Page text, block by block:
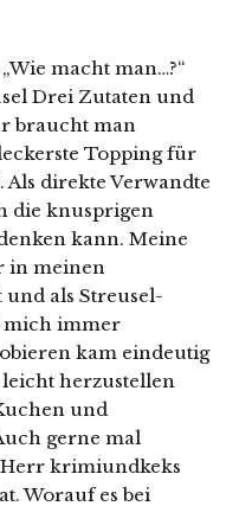
macht man…?“
Drei Zutaten und
braucht man
Topping für
Als direkte Verwandte
die knusprigen
kann. Meine
in meinen
als Streusel-
mich immer
kam eindeutig
herzustellen
und
gerne mal
Herr krimiundkeks
Worauf es bei